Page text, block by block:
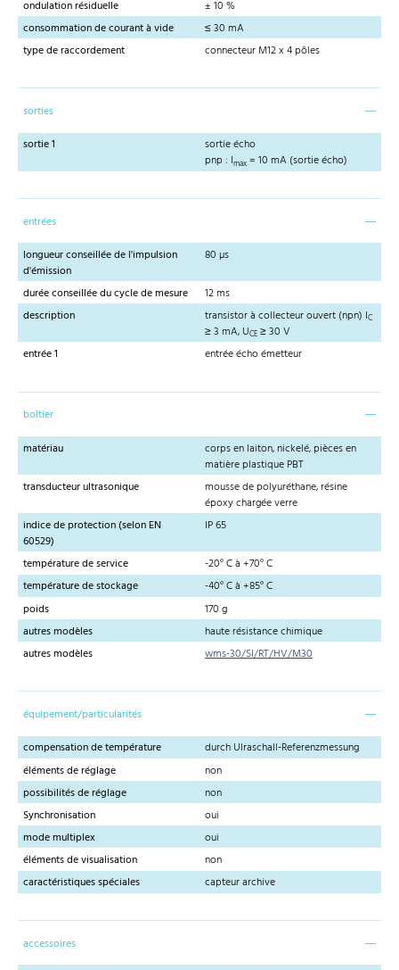
ondulation résiduelle
± 10 %
consommation de courant à vide
≤ 30 mA
type de raccordement
connecteur M12 x 4 pôles
sorties
sortie 1
sortie écho
pnp : Imax = 10 mA (sortie écho)
entrées
longueur conseillée de l'impulsion
d'émission
80 µs
durée conseillée du cycle de mesure
12 ms
description
transistor à collecteur ouvert (npn) IC
≥ 3 mA, UCE ≥ 30 V
entrée 1
entrée écho émetteur
boîtier
matériau
corps en laiton, nickelé, pièces en
matière plastique PBT
transducteur ultrasonique
mousse de polyuréthane, résine
époxy chargée verre
indice de protection (selon EN
60529)
IP 65
température de service
-20° C à +70° C
température de stockage
-40° C à +85° C
poids
170 g
autres modèles
haute résistance chimique
autres modèles
wms-30/SI/RT/HV/M30
équipement/particularités
compensation de température
durch Ulraschall-Referenzmessung
éléments de réglage
non
possibilités de réglage
non
Synchronisation
oui
mode multiplex
oui
éléments de visualisation
non
caractéristiques spéciales
capteur archive
accessoires